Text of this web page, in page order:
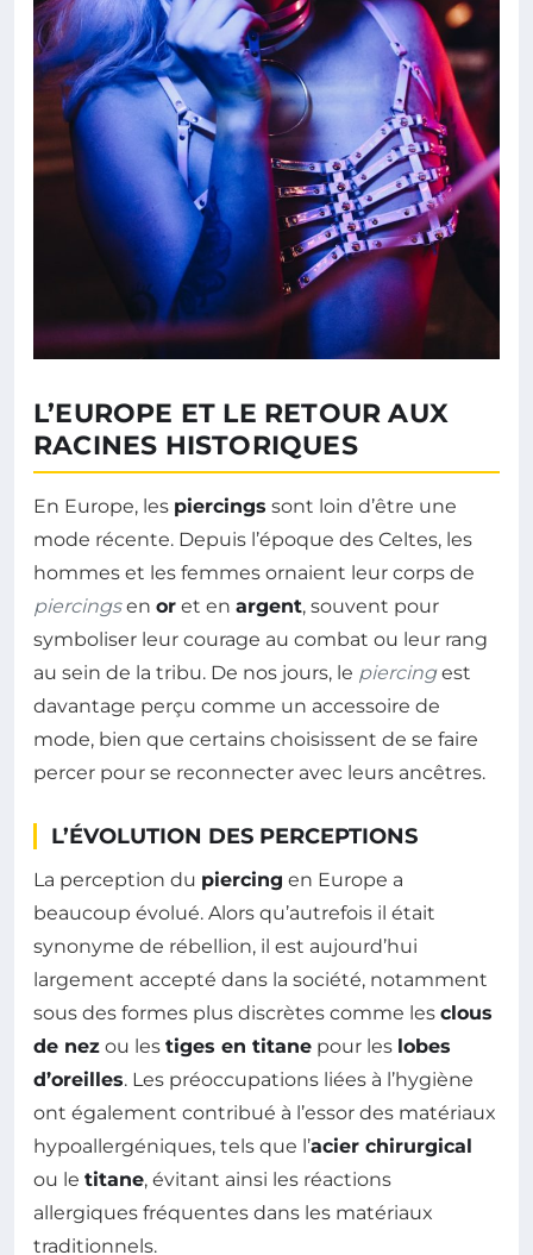
L’EUROPE ET LE RETOUR AUX
RACINES HISTORIQUES
En Europe, les piercings sont loin d’être une
mode récente. Depuis l’époque des Celtes, les
hommes et les femmes ornaient leur corps de
piercingsen or et en argent, souvent pour
symboliser leur courage au combat ou leur rang
au sein de la tribu. De nos jours, le piercingest
davantage perçu comme un accessoire de
mode, bien que certains choisissent de se faire
percer pour se reconnecter avec leurs ancêtres.
L’ÉVOLUTION DES PERCEPTIONS
La perception du piercing en Europe a
beaucoup évolué. Alors qu’autrefois il était
synonyme de rébellion, il est aujourd’hui
largement accepté dans la société, notamment
sous des formes plus discrètes comme les clous
de nez ou les tiges en titane pour les lobes
d’oreilles. Les préoccupations liées à l’hygiène
ont également contribué à l’essor des matériaux
hypoallergéniques, tels que l’acier chirurgical
ou le titane, évitant ainsi les réactions
allergiques fréquentes dans les matériaux
traditionnels.